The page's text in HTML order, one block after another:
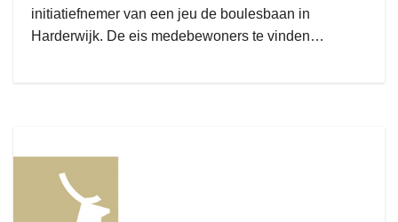
initiatiefnemer van een jeu de boulesbaan in
Harderwijk. De eis medebewoners te vinden…